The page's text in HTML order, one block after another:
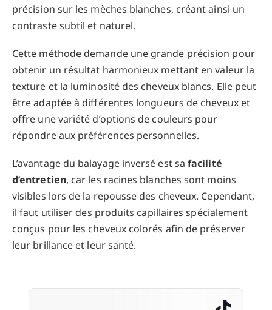
précision sur les mèches blanches, créant ainsi un
contraste subtil et naturel.
Cette méthode demande une grande précision pour
obtenir un résultat harmonieux mettant en valeur la
texture et la luminosité des cheveux blancs. Elle peut
être adaptée à différentes longueurs de cheveux et
offre une variété d’options de couleurs pour
répondre aux préférences personnelles.
L’avantage du balayage inversé est safacilité
d’entretien, car les racines blanches sont moins
visibles lors de la repousse des cheveux. Cependant,
il faut utiliser des produits capillaires spécialement
conçus pour les cheveux colorés afin de préserver
leur brillance et leur santé.